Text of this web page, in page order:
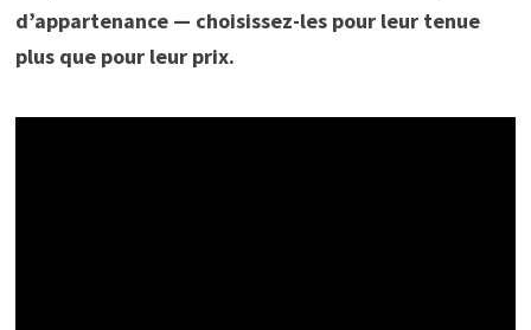
d’appartenance — choisissez-les pour leur tenue
plus que pour leur prix.